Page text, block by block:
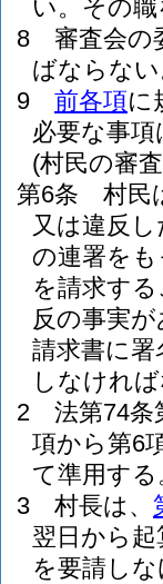
い。 その
8
審査会の
ばならな
9
前各項に
必要な事
(村民の審
第6条
村民
又は違反
の連署を
を請求す
反の事実
請求書に署
しなけれ
2
法第74条
項から第6
て準用する
3
村長は、
翌日から
を要請し